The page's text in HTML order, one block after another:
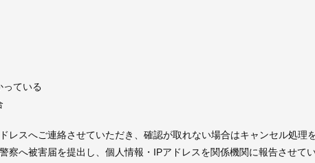
っている
レスへご連絡させていただき、確認が取れない場合はキャンセル処理
察へ被害届を提出し、個人情報・IPアドレスを関係機関に報告させてい